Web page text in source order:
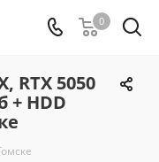
0
RTX 5050
+ HDD